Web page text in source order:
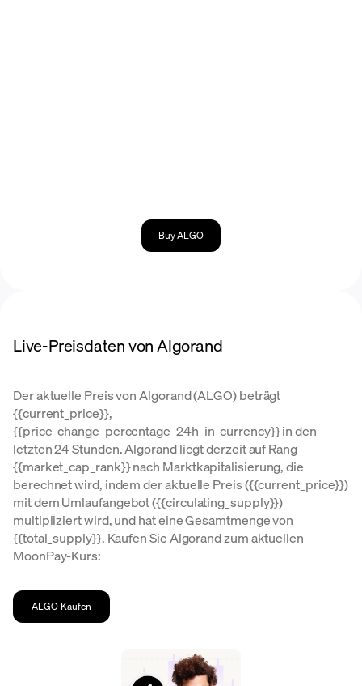
Buy ALGO
Live-Preisdaten von Algorand
Der aktuelle Preis von Algorand (ALGO) beträgt
{{current_price}},
{{price_change_percentage_24h_in_currency}} in den
letzten 24 Stunden. Algorand liegt derzeit auf Rang
{{market_cap_rank}} nach Marktkapitalisierung, die
berechnet wird, indem der aktuelle Preis ({{current_price}})
mit dem Umlaufangebot ({{circulating_supply}})
multipliziert wird, und hat eine Gesamtmenge von
{{total_supply}}. Kaufen Sie Algorand zum aktuellen
MoonPay-Kurs:
ALGO Kaufen